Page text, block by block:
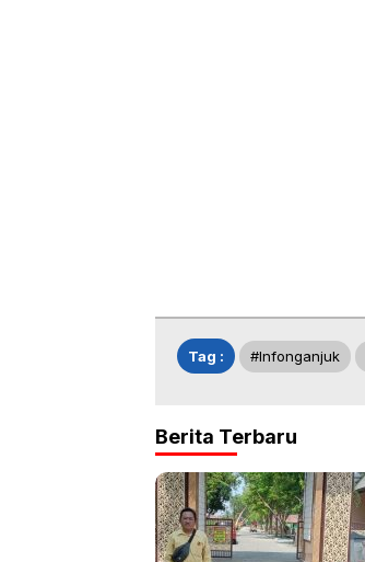
Tag : #infonganjuk
Berita Terbaru